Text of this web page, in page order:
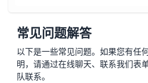
常见问题解答
以下是一些常见问题。如果您有任
明，请通过在线聊天、联系我们
队联系。